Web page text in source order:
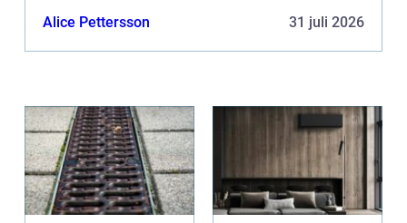
Alice Pettersson 31 juli 2026